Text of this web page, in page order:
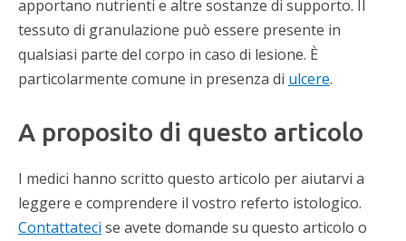
apportano nutrienti e altre sostanze di supporto. Il
tessuto di granulazione può essere presente in
qualsiasi parte del corpo in caso di lesione. È
particolarmente comune in presenza di ulcere.
A proposito di questo articolo
I medici hanno scritto questo articolo per aiutarvi a
leggere e comprendere il vostro referto istologico.
Contattateci se avete domande su questo articolo o